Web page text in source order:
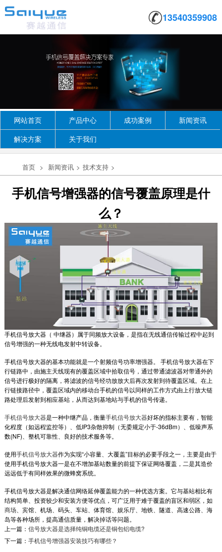
13540359908
网站首页 产品中心 成功案例
新闻资讯
解决方案
关于我们
首页 > 新闻资讯 > 技术支持 >
手机信号增强器的信号覆盖原理是什
么？
手机信号放大器（ 中继器）属于同频放大设备，是指在无线通信传输过程中起到
信号增强的一种无线电发射中转设备。
手机信号放大器的基本功能就是一个射频信号功率增强器。 手机信号放大器在下
行链路中，由施主天线现有的覆盖区域中拾取信号，通过带通滤波器对带通外的
信号进行极好的隔离，将滤波的信号经功放放大后再次发射到待覆盖区域。在上
行链接路径中，覆盖区域内的移动台手机的信号以同样的工作方式由上行放大链
路处理后发射到相应基站，从而达到基地站与手机的信号传递。
手机信号放大器是一种中继产品，衡量手机信号放大器好坏的指标主要有，智能
化程度（如远程监控等）、低IP3杂散抑制（无委规定小于-36dBm）、低噪声系
数(NF)、整机可靠性、良好的技术服务等。
使用手机信号放大器作为实现“小容量、大覆盖”目标的必要手段之一，主要是由于
使用手机信号放大器一是在不增加基站数量的前提下保证网络覆盖，二是其造价
远远低于有同样效果的微蜂窝系统。
手机信号放大器是解决通信网络延伸覆盖能力的一种优选方案。它与基站相比有
结构简单、投资较少和安装方便等优点，可广泛用于难于覆盖的盲区和弱区，如
商场 、宾馆、机场、码头、车站、体育馆、娱乐厅、地铁、隧道、高速公路、海
岛等各种场所，提高通信质量，解决掉话等问题。
上一篇： 信号放大器是选择纯铜电缆还是铜包铝电缆?
下一篇： 手机信号增强器安装技巧有哪些？
信号增强器原理与覆盖全球通信网...
手机信号增强器-传说中的量子网络可以提供一
个超安全的通信环境，但现在的问题是，部署覆